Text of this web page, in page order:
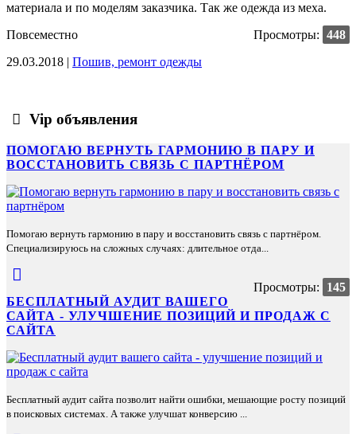
материала и по моделям заказчика. Так же одежда из меха.
Повсеместно
Просмотры: 448
29.03.2018 | Пошив, ремонт одежды
Vip объявления
ПОМОГАЮ ВЕРНУТЬ ГАРМОНИЮ В ПАРУ И
ВОССТАНОВИТЬ СВЯЗЬ С ПАРТНЁРОМ
Помогаю вернуть гармонию в пару и восстановить связь с партнёром.
Специализируюсь на сложных случаях: длительное отда...
Просмотры:
145
БЕСПЛАТНЫЙ АУДИТ ВАШЕГО
САЙТА - УЛУЧШЕНИЕ ПОЗИЦИЙ И ПРОДАЖ С
САЙТА
Бесплатный аудит сайта позволит найти ошибки, мешающие росту позиций
в поисковых системах. А также улучшат конверсию ...